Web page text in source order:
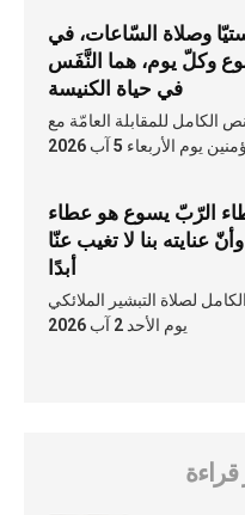
وصلاة السّاعات، في
وكلّ يوم، هما النَّفَس
في حياة الكنيسة
الكامل للمقابلة العامّة مع
يوم الأربعاء 5 آب 2026
الرّبّ يسوع هو عطاء
عنايته بنا لا تغيب عنّا
أبدًا
لصلاة التبشير الملائكي
يوم الأحد 2 آب 2026
قراءة